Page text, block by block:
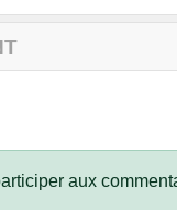
aux